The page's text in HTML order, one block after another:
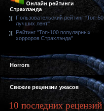
Онлайн рейтинги
Страхлэнда
Пользовательский рейтинг "Топ-50
лучших лент"
Рейтинг "Топ-100 популярных
хорроров Страхлэнда"
Horrors
Свежие рецензии ужасов
10 последних рецензий